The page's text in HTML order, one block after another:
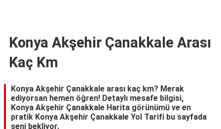
Konya Akşehir Çanakkale Arası
Kaç Km
Konya Akşehir Çanakkale arası kaç km? Merak
ediyorsan hemen öğren! Detaylı mesafe bilgisi,
Konya Akşehir Çanakkale Harita görünümü ve en
pratik Konya Akşehir Çanakkale Yol Tarifi bu sayfada
seni bekliyor.